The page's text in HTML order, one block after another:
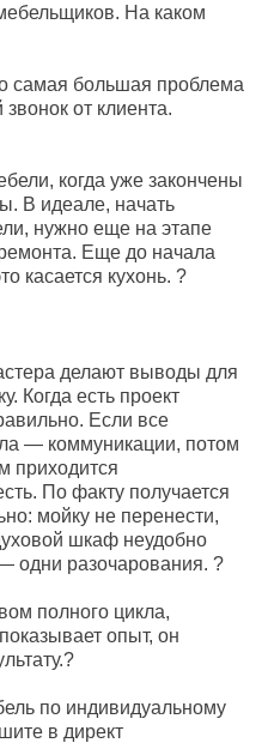
На каком
самая большая проблема
от клиента.
когда уже закончены
В идеале, начать
нужно еще на этапе
Еще до начала
касается кухонь. ?
делают выводы для
Когда есть проект
Если все
— коммуникации, потом
приходится
По факту получается
мойку не перенести,
шкаф неудобно
одни разочарования. ?
полного цикла,
опыт, он
по индивидуальному
в директ